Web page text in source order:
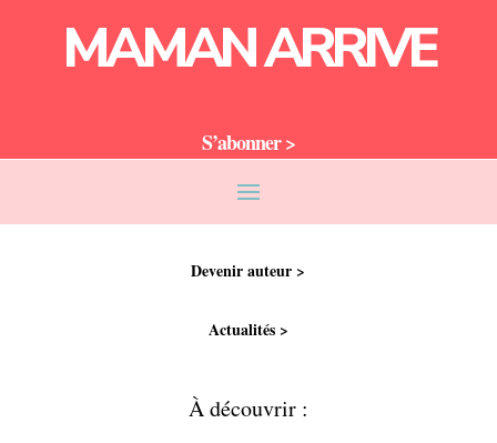
MAMAN ARRIVE
S’abonner >
Devenir auteur >
Actualités >
À découvrir :